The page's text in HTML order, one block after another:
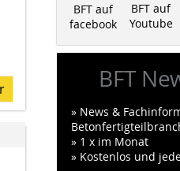
BFT auf
facebook
BFT auf
Youtube
BFT
» News &
» 1 x im Monat
» Kostenlos und